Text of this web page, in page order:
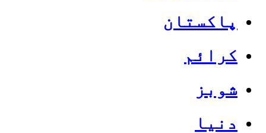
پاکستان
کرائم
شوبز
دنیا